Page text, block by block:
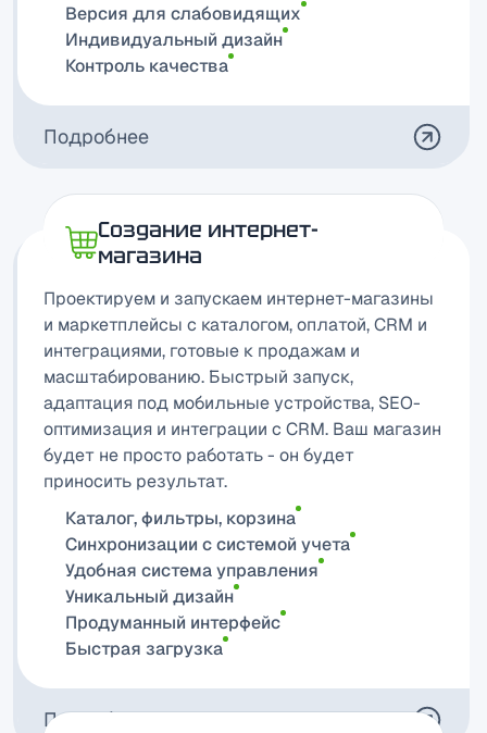
Версия для слабовидящих
Индивидуальный дизайн
Контроль качества
Подробнее
Создание интернет-
магазина
Проектируем и запускаем интернет-магазины
и маркетплейсы с каталогом, оплатой, CRM и
интеграциями, готовые к продажам и
масштабированию. Быстрый запуск,
адаптация под мобильные устройства, SEO-
оптимизация и интеграции с CRM. Ваш магазин
будет не просто работать - он будет
приносить результат.
Каталог, фильтры, корзина
Синхронизации с системой учета
Удобная система управления
Уникальный дизайн
Продуманный интерфейс
Быстрая загрузка
Подробнее